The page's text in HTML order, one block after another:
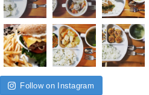
Follow on Instagram